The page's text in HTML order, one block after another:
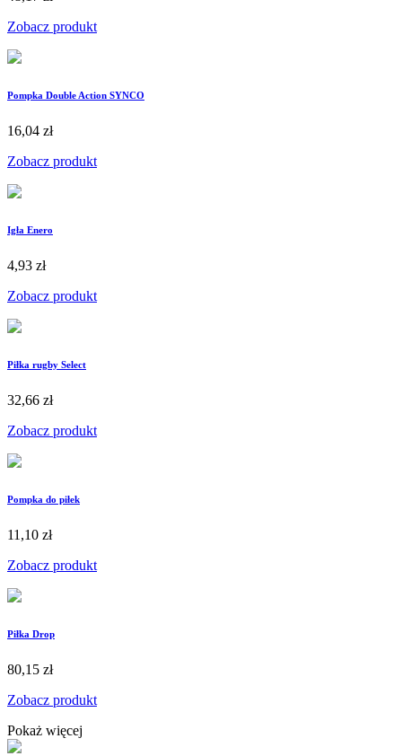
Zobacz produkt
Pompka Double Action SYNCO
16,04 zł
Zobacz produkt
Igła Enero
4,93 zł
Zobacz produkt
Piłka rugby Select
32,66 zł
Zobacz produkt
Pompka do piłek
11,10 zł
Zobacz produkt
Piłka Drop
80,15 zł
Zobacz produkt
Pokaż więcej